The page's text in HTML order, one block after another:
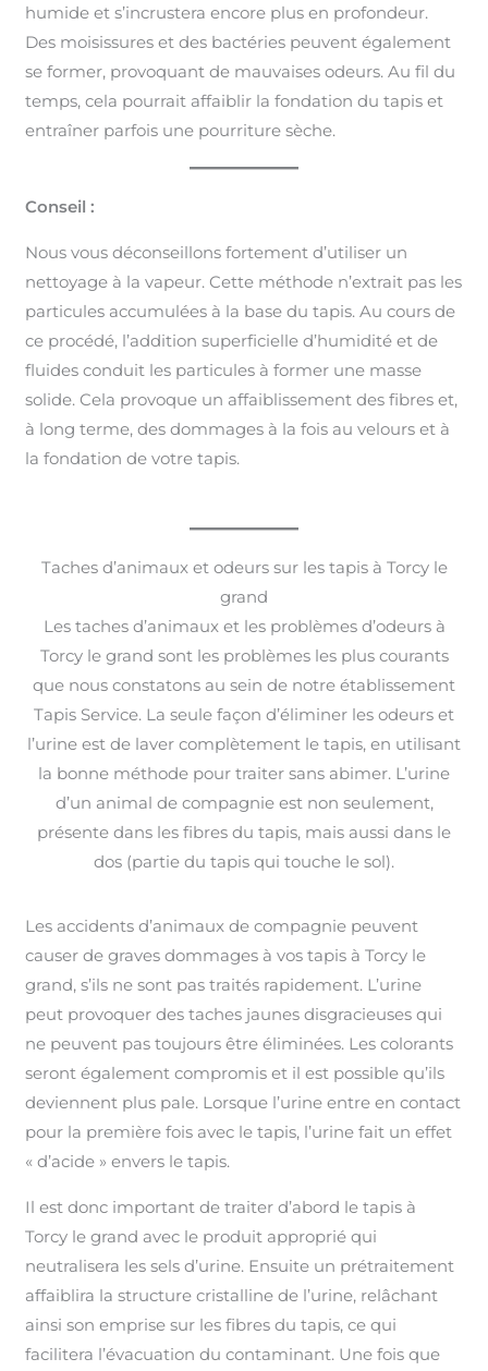
humide et s’incrustera encore plus en profondeur.
Des moisissures et des bactéries peuvent également
se former, provoquant de mauvaises odeurs. Au fil du
temps, cela pourrait affaiblir la fondation du tapis et
entraîner parfois une pourriture sèche.
Conseil :
Nous vous déconseillons fortement d’utiliser un
nettoyage à la vapeur. Cette méthode n’extrait pas les
particules accumulées à la base du tapis. Au cours de
ce procédé, l’addition superficielle d’humidité et de
fluides conduit les particules à former une masse
solide. Cela provoque un affaiblissement des fibres et,
à long terme, des dommages à la fois au velours et à
la fondation de votre tapis.
Taches d’animaux et odeurs sur les tapis à Torcy le
grand
Les taches d’animaux et les problèmes d’odeurs à
Torcy le grand sont les problèmes les plus courants
que nous constatons au sein de notre établissement
Tapis Service. La seule façon d’éliminer les odeurs et
l’urine est de laver complètement le tapis, en utilisant
la bonne méthode pour traiter sans abimer. L’urine
d’un animal de compagnie est non seulement,
présente dans les fibres du tapis, mais aussi dans le
dos (partie du tapis qui touche le sol).
Les accidents d’animaux de compagnie peuvent
causer de graves dommages à vos tapis à Torcy le
grand, s’ils ne sont pas traités rapidement. L’urine
peut provoquer des taches jaunes disgracieuses qui
ne peuvent pas toujours être éliminées. Les colorants
seront également compromis et il est possible qu’ils
deviennent plus pale. Lorsque l’urine entre en contact
pour la première fois avec le tapis, l’urine fait un effet
« d’acide » envers le tapis.
Il est donc important de traiter d’abord le tapis à
Torcy le grand avec le produit approprié qui
neutralisera les sels d’urine. Ensuite un prétraitement
affaiblira la structure cristalline de l’urine, relâchant
ainsi son emprise sur les fibres du tapis, ce qui
facilitera l’évacuation du contaminant. Une fois que